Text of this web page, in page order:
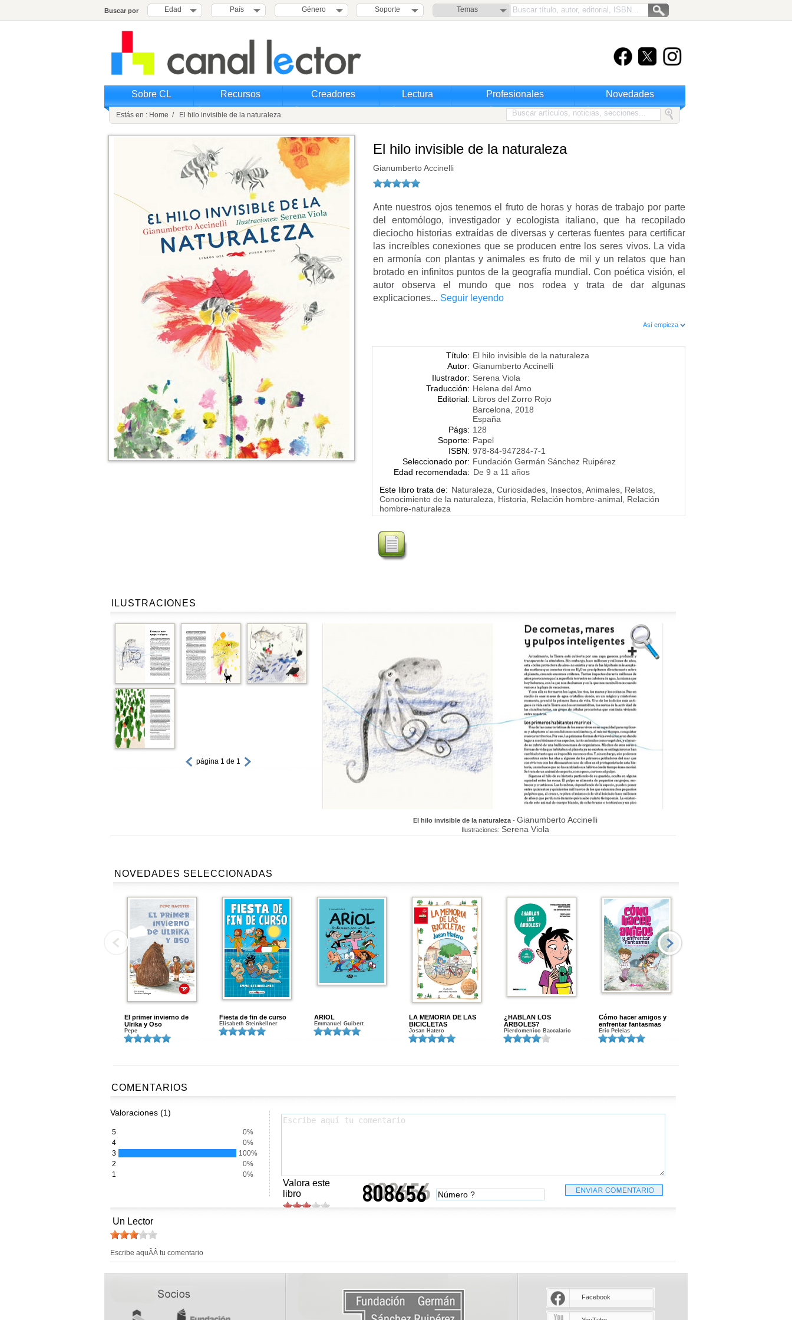
Buscar por Edad País Género Soporte Temas
Sobre CL Recursos Creadores Lectura Profesionales Novedades
Estás en : Home / El hilo invisible de la naturaleza
El hilo invisible de la naturaleza
Gianumberto Accinelli
Ante nuestros ojos tenemos el fruto de horas y horas de trabajo por parte
del entomólogo, investigador y ecologista italiano, que ha recopilado
dieciocho historias extraídas de diversas y certeras fuentes para certificar
las increíbles conexiones que se producen entre los seres vivos. La vida
en armonía con plantas y animales es fruto de mil y un relatos que han
brotado en infinitos puntos de la geografía mundial. Con poética visión, el
autor observa el mundo que nos rodea y trata de dar algunas
explicaciones... Seguir leyendo
Así empieza
Título: El hilo invisible de la naturaleza
Autor: Gianumberto Accinelli
Ilustrador: Serena Viola
Traducción: Helena del Amo
Editorial: Libros del Zorro Rojo
Barcelona, 2018
España
Págs: 128
Soporte: Papel
ISBN: 978-84-947284-7-1
Seleccionado por: Fundación Germán Sánchez Ruipérez
Edad recomendada: De 9 a 11 años
Este libro trata de: Naturaleza, Curiosidades, Insectos, Animales, Relatos,
Conocimiento de la naturaleza, Historia, Relación hombre-animal, Relación
hombre-naturaleza
ILUSTRACIONES
página 1 de 1
El hilo invisible de la naturaleza- Gianumberto Accinelli
Ilustraciones: Serena Viola
NOVEDADES SELECCIONADAS
El primer invierno de
Ulrika y Oso
Pepe
Fiesta de fin de curso
Elisabeth Steinkellner
ARIOL
Emmanuel Guibert
LA MEMORIA DE LAS
BICICLETAS
Josan Hatero
¿HABLAN LOS
ÁRBOLES?
Pierdomenico Baccalario
Cómo hacer amigos y
enfrentar fantasmas
Eric Peleias
COMENTARIOS
Valoraciones (1)
5
0%
4
0%
3
100%
2
0%
1
0%
Valora este
libro
Un Lector
Escribe aquÃÂ­ tu comentario
Facebook